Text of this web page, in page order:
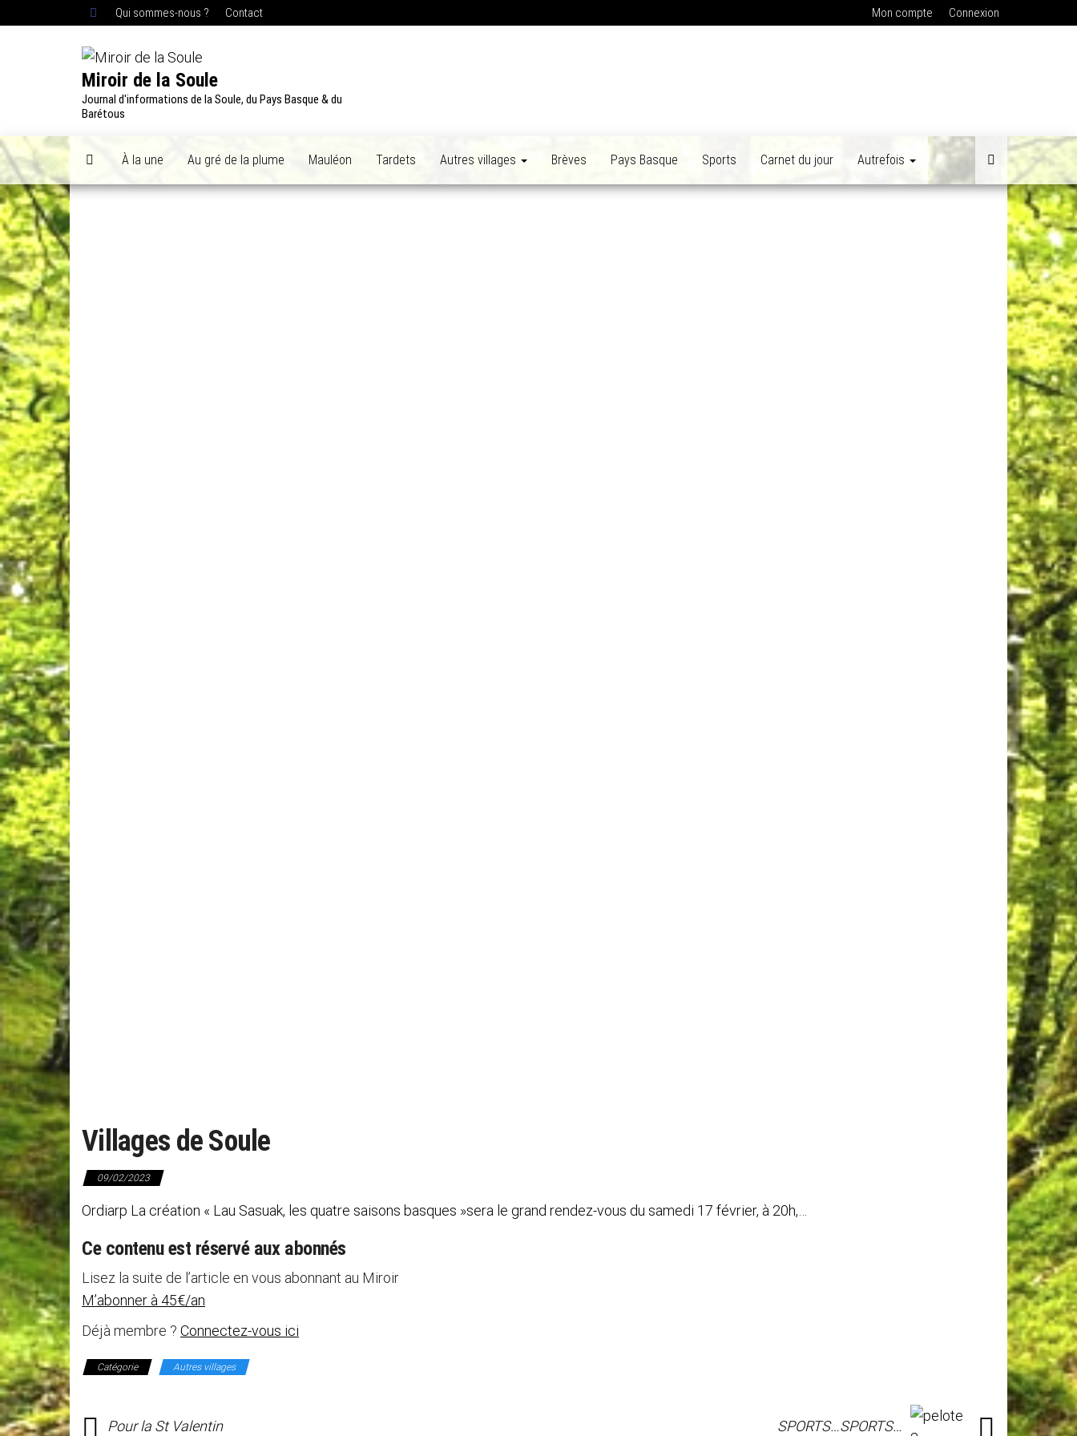
Qui sommes-nous ? Contact Mon compte Connexion
Miroir de la Soule
Journal d'informations de la Soule, du Pays Basque & du
Barétous
À la une Au gré de la plume Mauléon Tardets Autres villages Brèves Pays Basque Sports Carnet du jour Autrefois
Villages de Soule
09/02/2023
Ordiarp La création « Lau Sasuak, les quatre saisons basques »sera le grand rendez-vous du samedi 17 février, à 20h,…
Ce contenu est réservé aux abonnés
Lisez la suite de l’article en vous abonnant au Miroir
M’abonner à 45€/an
Déjà membre ? Connectez-vous ici
Catégorie Autres villages
Pour la St Valentin SPORTS…SPORTS…